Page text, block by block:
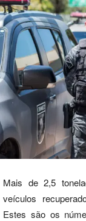
Mais de 2,5
veículos
Estes são os